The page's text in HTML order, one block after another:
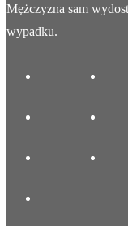
Mężczyzna sam
wypadku.